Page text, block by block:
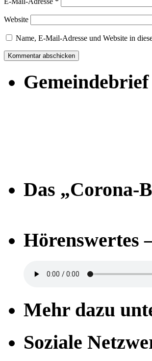
Website
Name, E-Mail-Adresse und Website in
Gemeindebrief
Das „Corona-
Hörenswertes
Mehr dazu
Soziale